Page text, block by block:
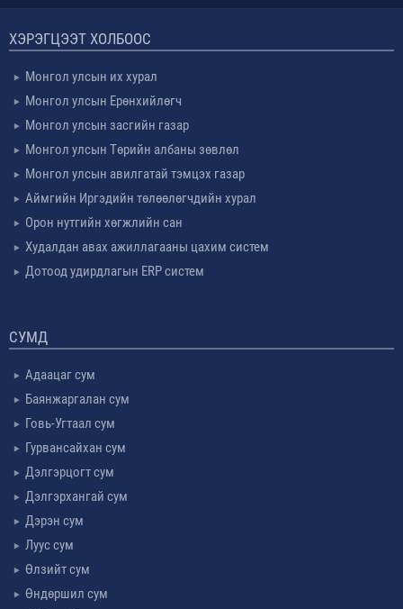
ХЭРЭГЦЭЭТ ХОЛБООС
Монгол улсын их хурал
Монгол улсын Ерөнхийлөгч
Монгол улсын засгийн газар
Монгол улсын Төрийн албаны зөвлөл
Монгол улсын авилгатай тэмцэх газар
Аймгийн Иргэдийн төлөөлөгчдийн хурал
Орон нутгийн хөгжлийн сан
Худалдан авах ажиллагааны цахим систем
Дотоод удирдлагын ERP систем
СУМД
Адаацаг сум
Баянжаргалан сум
Говь-Угтаал сум
Гурвансайхан сум
Дэлгэрцогт сум
Дэлгэрхангай сум
Дэрэн сум
Луус сум
Өлзийт сум
Өндөршил сум